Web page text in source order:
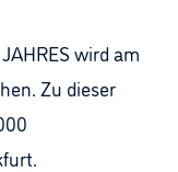
wird am
Zu dieser